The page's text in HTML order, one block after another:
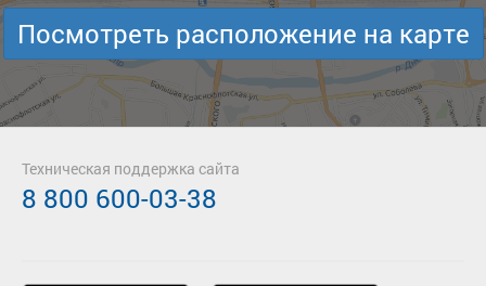
Посмотреть расположение на карте
Техническая поддержка сайта
8 800 600-03-38